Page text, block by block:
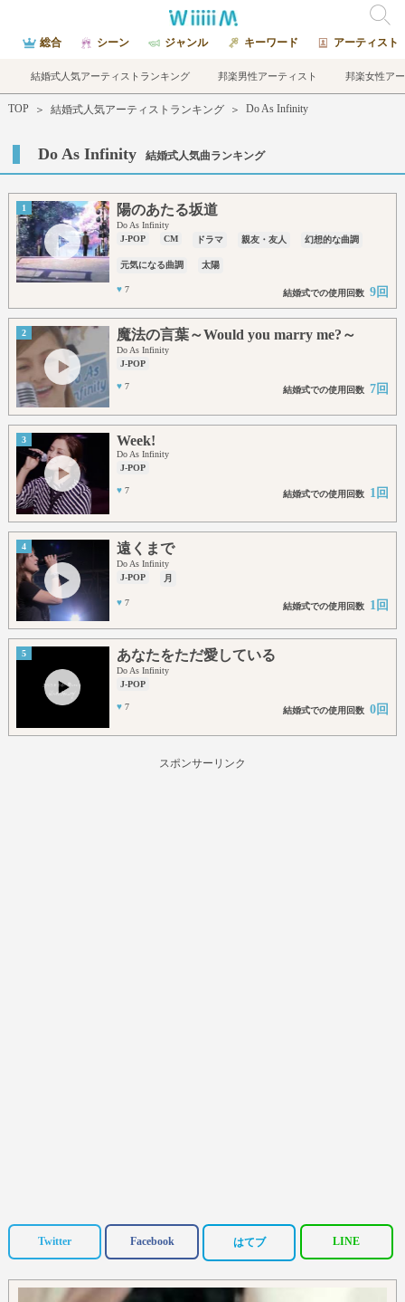
総合 シーン ジャンル キーワード アーティスト
結婚式人気アーティストランキング 邦楽男性アーティスト 邦楽女性ア
TOP ＞ 結婚式人気アーティストランキング ＞ Do As Infinity
Do As Infinity 結婚式人気曲ランキング
1 陽のあたる坂道
Do As Infinity
J-POP
CM ドラマ 親友・友人 幻想的な曲調
元気になる曲調 太陽
♥ 7 結婚式での使用回数 9回
2 魔法の言葉～Would you marry me?～
Do As Infinity
J-POP
♥ 7 結婚式での使用回数 7回
3 Week!
Do As Infinity
J-POP
♥ 7 結婚式での使用回数 1回
4 遠くまで
Do As Infinity
J-POP
月
♥ 7 結婚式での使用回数 1回
5 あなたをただ愛している
Do As Infinity
J-POP
♥ 7 結婚式での使用回数 0回
スポンサーリンク
Twitter Facebook はてブ LINE